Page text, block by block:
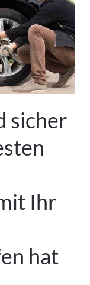
sicher
Ihr
hat